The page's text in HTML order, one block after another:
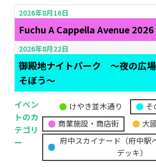
2026年8月16日
Fuchu A Cappella Avenue 2026
2026年8月22日
御殿地ナイトパーク ～夜の広
そぼう～
イベン
トのカ
テゴリ
ー
題
の
カ
テ
けやき並木通り
そ
商業施設・商店街
大
府中スカイナード（府中駅
デッキ）